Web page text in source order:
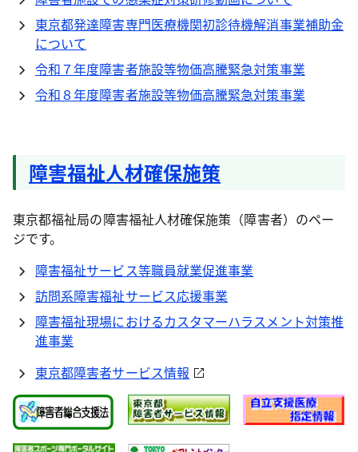
東京都発達障害専門医療機関初診待機解消事業補助金
について
令和７年度障害者施設等物価高騰緊急対策事業
令和８年度障害者施設等物価高騰緊急対策事業
障害福祉人材確保施策
東京都福祉局の障害福祉人材確保施策（障害者）のペー
ジです。
障害福祉サービス等職員就業促進事業
訪問系障害福祉サービス応援事業
障害福祉現場におけるカスタマーハラスメント対策推
進事業
東京都障害者サービス情報